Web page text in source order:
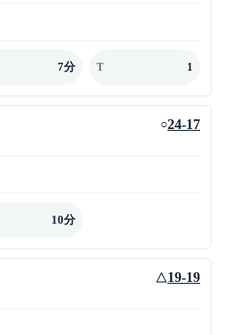
7分 T 1
○24-17
10分
△19-19